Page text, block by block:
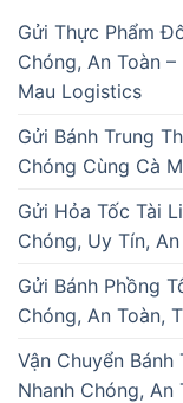
Gửi Thực Phẩm
Chóng, An Toàn
Mau Logistics
Gửi Bánh Trung
Chóng Cùng Cà
Gửi Hỏa Tốc Tài
Chóng, Uy Tín,
Gửi Bánh Phồng
Chóng, An Toàn,
Vận Chuyển Bánh
Nhanh Chóng,